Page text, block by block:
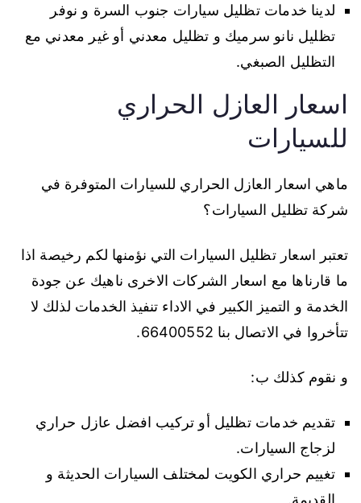
لدينا خدمات تظليل سيارات جنوب السرة و نوفر
تظليل نانو سرميك و تظليل معدني أو غير معدني مع
التظليل الصبغي.
اسعار العازل الحراري
للسيارات
ماهي اسعار العازل الحراري للسيارات المتوفرة في
شركة تظليل السيارات؟
تعتبر اسعار تظليل السيارات التي نؤمنها لكم رخيصة اذا
ما قارناها مع اسعار الشركات الاخرى ناهيك عن جودة
الخدمة و التميز الكبير في الاداء تنفيذ الخدمات لذلك لا
تتأخروا في الاتصال بنا 66400552.
و نقوم كذلك ب:
تقديم خدمات تظليل أو تركيب افضل عازل حراري
لزجاج السيارات.
تغييم حراري الكويت لمختلف السيارات الحديثة و
القديمة.